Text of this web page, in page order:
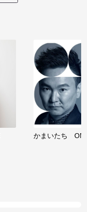
かまいたち